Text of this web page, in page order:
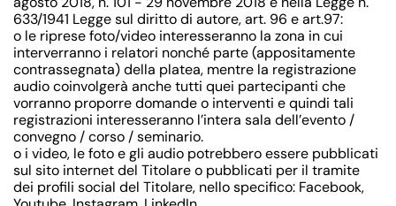
633/1941 Legge sul diritto di autore, art. 96 e art.97:
o le riprese foto/video interesseranno la zona in cui
interverranno i relatori nonché parte (appositamente
contrassegnata) della platea, mentre la registrazione
audio coinvolgerà anche tutti quei partecipanti che
vorranno proporre domande o interventi e quindi tali
registrazioni interesseranno l’intera sala dell’evento /
convegno / corso / seminario.
o i video, le foto e gli audio potrebbero essere pubblicati
sul sito internet del Titolare o pubblicati per il tramite
dei profili social del Titolare, nello specifico: Facebook,